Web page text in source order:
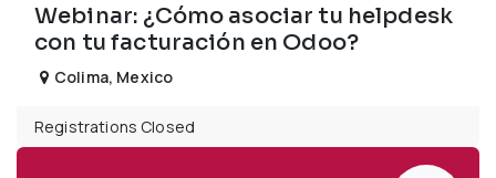
Webinar: ¿Cómo asociar tu helpdesk
con tu facturación en Odoo?
Colima, Mexico
Registrations Closed